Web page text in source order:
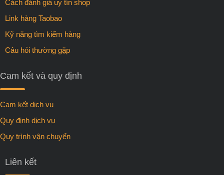
Cách đánh giá uy tín shop
Link hàng Taobao
Kỹ năng tìm kiếm hàng
Câu hỏi thường gặp
Cam kết và quy định
Cam kết dịch vụ
Quy định dịch vụ
Quy trình vận chuyển
Liên kết